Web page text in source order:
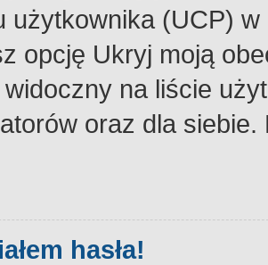
użytkownika (UCP) w
opcję Ukryj moją
na liście
oraz dla
hasła!